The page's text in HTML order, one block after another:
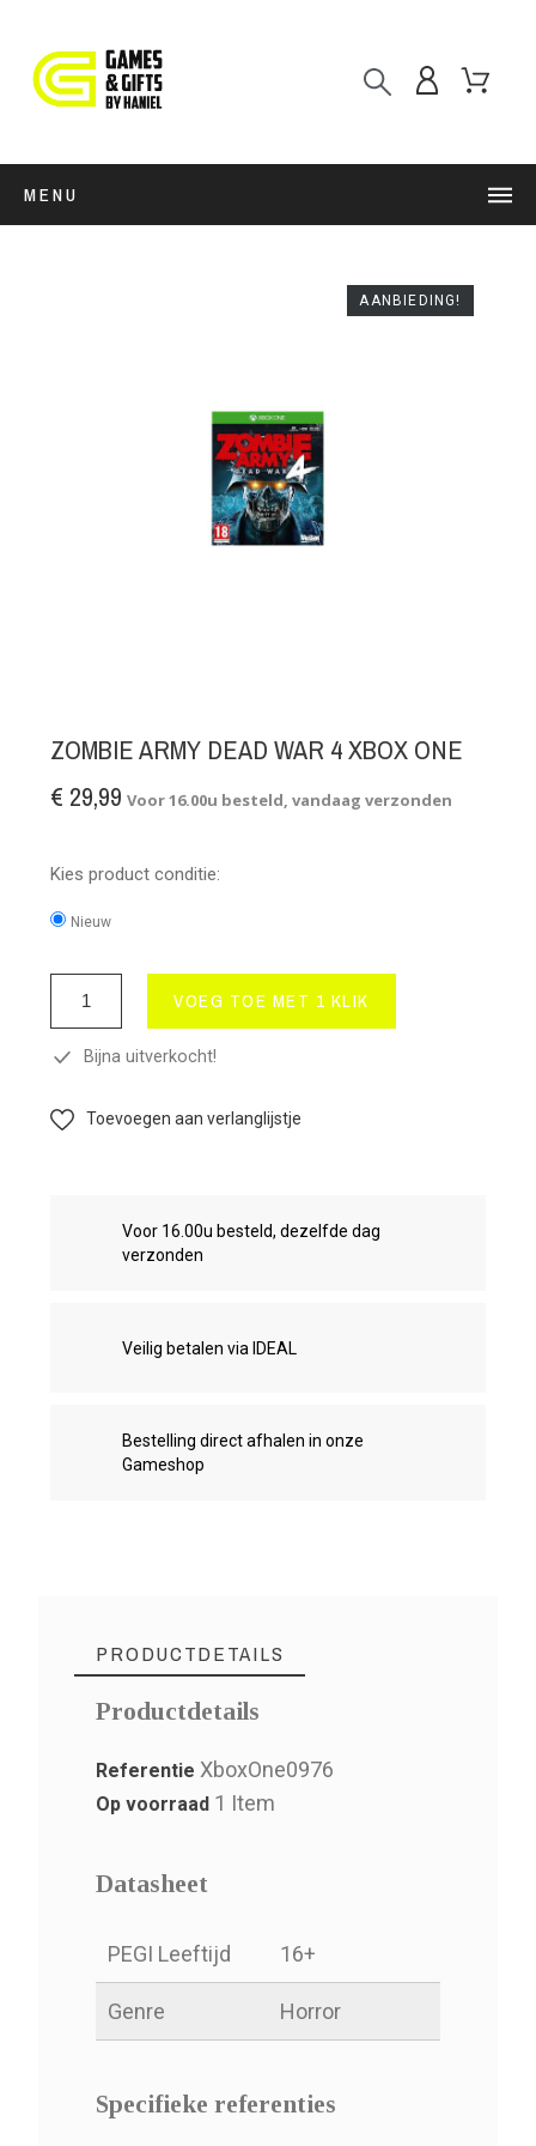
MENU
AANBIEDING!
ZOMBIE ARMY DEAD WAR 4 XBOX ONE
€ 29,99 Voor 16.00u besteld, vandaag verzonden
Kies product conditie:
Nieuw
VOEG TOE MET 1 KLIK
Bijna uitverkocht!
Toevoegen aan verlanglijstje
Voor 16.00u besteld, dezelfde dag
verzonden
Veilig betalen via IDEAL
Bestelling direct afhalen in onze
Gameshop
PRODUCTDETAILS
Productdetails
ReferentieXboxOne0976
Op voorraad 1 Item
Datasheet
PEGI Leeftijd 16+
Genre Horror
Specifieke referenties